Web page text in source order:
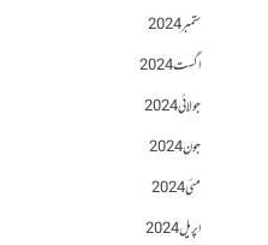
ستمبر 2024
اگست 2024
جولائی 2024
جون 2024
مئی 2024
اپریل 2024